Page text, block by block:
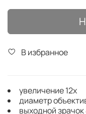
В избранное
увеличение 12x
диаметр
выходной